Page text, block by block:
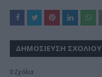
ΔΗΜΟΣΊΕΥΣΗ ΣΧΟΛΊΟΥ
0 Σχόλια